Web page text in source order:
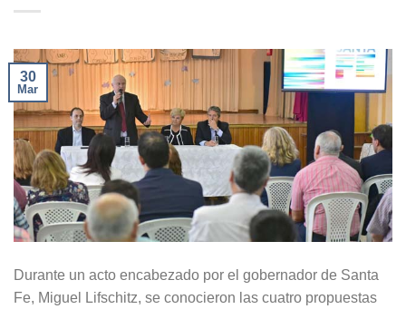
30
Mar
Durante un acto encabezado por el gobernador de Santa
Fe, Miguel Lifschitz, se conocieron las cuatro propuestas